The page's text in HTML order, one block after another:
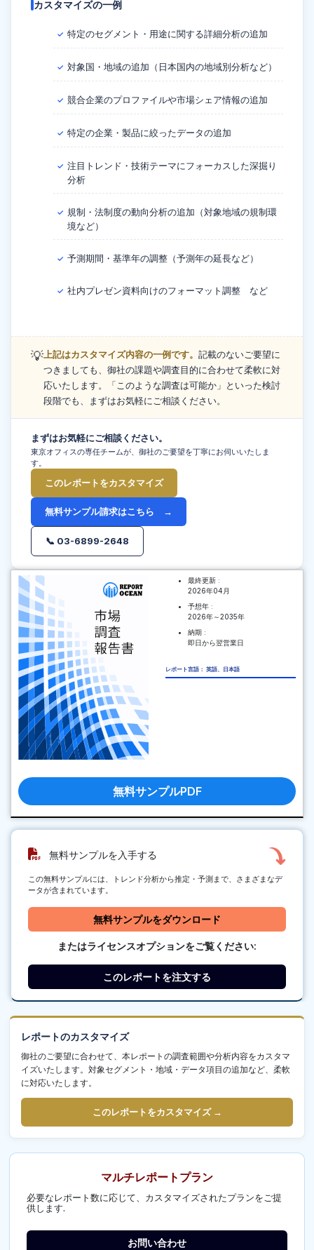
カスタマイズの一例
✓ 特定のセグメント・用途に関する詳細分析の追加
✓ 対象国・地域の追加（日本国内の地域別分析など）
✓ 競合企業のプロファイルや市場シェア情報の追加
✓ 特定の企業・製品に絞ったデータの追加
✓ 注目トレンド・技術テーマにフォーカスした深掘り
分析
✓ 規制・法制度の動向分析の追加（対象地域の規制環
境など）
✓ 予測期間・基準年の調整（予測年の延長など）
✓ 社内プレゼン資料向けのフォーマット調整 など
💡上記はカスタマイズ内容の一例です。 記載のないご要望に
つきましても、御社の課題や調査目的に合わせて柔軟に対
応いたします。「このような調査は可能か」といった検討
段階でも、まずはお気軽にご相談ください。
まずはお気軽にご相談ください。
東京オフィスの専任チームが、御社のご要望を丁寧にお伺いいたしま
す。
このレポートをカスタマイズ
無料サンプル請求はこちら →
📞 03-6899-2648
最終更新 :
2026年04月
予想年 :
2026年～2035年
納期 :
即日から翌営業日
レポート言語： 英語、日本語
無料サンプルPDF
無料サンプルを入手する
この無料サンプルには、トレンド分析から推定・予測まで、さまざまなデ
ータが含まれています。
無料サンプルをダウンロード
またはライセンスオプションをご覧ください:
このレポートを注文する
レポートのカスタマイズ
御社のご要望に合わせて、本レポートの調査範囲や分析内容をカスタマ
イズいたします。対象セグメント・地域・データ項目の追加など、柔軟
に対応いたします。
このレポートをカスタマイズ →
マルチレポートプラン
必要なレポート数に応じて、カスタマイズされたプランをご提
供します.
お問い合わせ